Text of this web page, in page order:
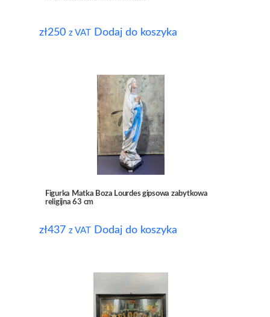
zł250 z VAT Dodaj do koszyka
Figurka Matka Boza Lourdes gipsowa zabytkowa
religijna 63 cm
zł437 z VAT Dodaj do koszyka